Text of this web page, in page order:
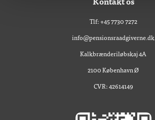
Tlf: +45 7730 7272
info@pensionsraadgiverne.dk
Kalkbrænderiløbskaj 4A
2100 København Ø
CVR: 42614149